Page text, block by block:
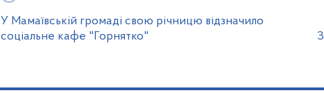
У Мамаївській громаді свою річницю відзначило
соціальне кафе "Горнятко"